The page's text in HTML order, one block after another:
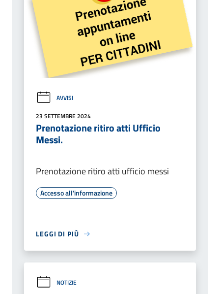
AVVISI
23 SETTEMBRE 2024
Prenotazione ritiro atti Ufficio
Messi.
Prenotazione ritiro atti ufficio messi
Accesso all'informazione
LEGGI DI PIÙ
NOTIZIE